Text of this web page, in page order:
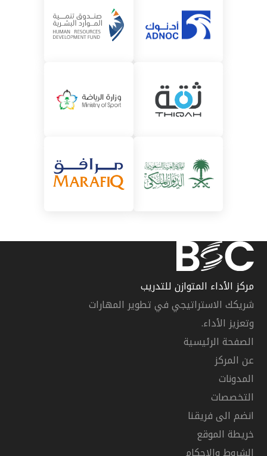
مركز الأداء المتوازن للتدريب
شريكك الاستراتيجي في تطوير المهارات
وتعزيز الأداء.
الصفحة الرئيسية
عن المركز
المدونات
التخصصات
انضم الى فريقنا
خريطة الموقع